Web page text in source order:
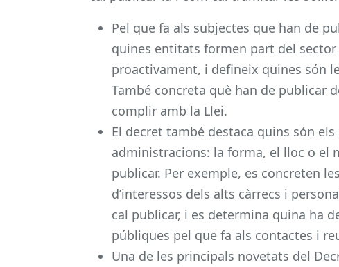
Pel que fa als subjectes que han de
quines entitats formen part del
proactivament, i defineix quines són
També concreta què han de publicar
complir amb la Llei.
El decret també destaca quins són
administracions: la forma, el lloc o el
publicar. Per exemple, es concreten
d’interessos dels alts càrrecs i
cal publicar, i es determina quina ha
públiques pel que fa als contactes i
Una de les principals novetats del